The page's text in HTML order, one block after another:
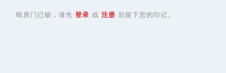
暗房门已锁，请先 登录 或 注册 后留下您的印记。